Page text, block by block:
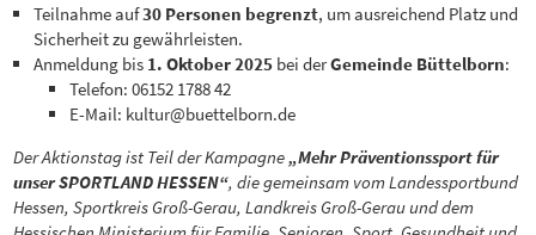
Teilnahme auf30 Personen begrenzt, um ausreichend Platz und
Sicherheit zu gewährleisten.
Anmeldung bis 1. Oktober 2025bei derGemeinde Büttelborn:
Telefon: 06152 1788 42
E-Mail: kultur@buettelborn.de
Der Aktionstag ist Teil der Kampagne„Mehr Präventionssport für
unser SPORTLAND HESSEN“, die gemeinsam vom Landessportbund
Hessen, Sportkreis Groß-Gerau, Landkreis Groß-Gerau und dem